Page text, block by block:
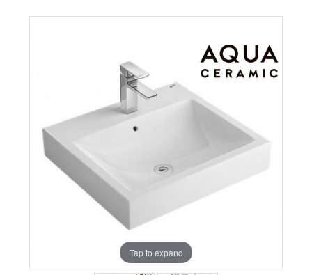
Tap to expand
Tap to expand